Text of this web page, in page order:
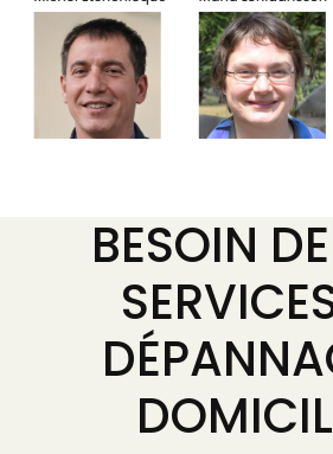
BESOIN